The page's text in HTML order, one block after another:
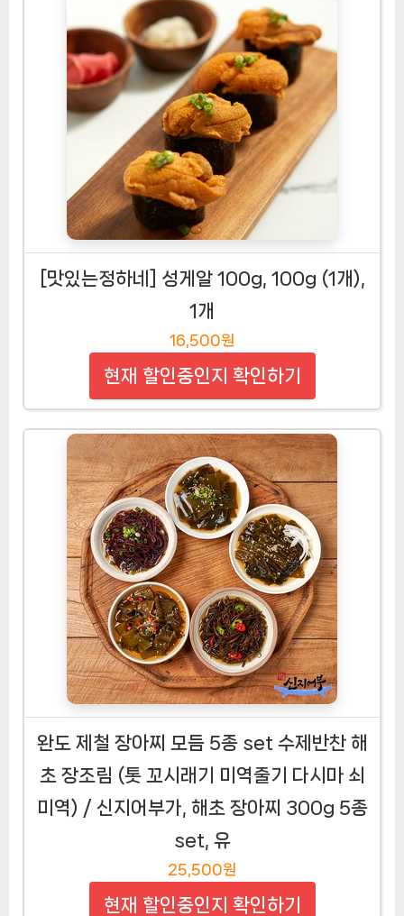
[맛있는정하네] 성게알 100g, 100g (1개),
1개
16,500원
현재 할인중인지 확인하기
완도 제철 장아찌 모듬 5종 set 수제반찬 해
초 장조림 (톳 꼬시래기 미역줄기 다시마 쇠
미역) / 신지어부가, 해초 장아찌 300g 5종
set, 유
25,500원
현재 할인중인지 확인하기